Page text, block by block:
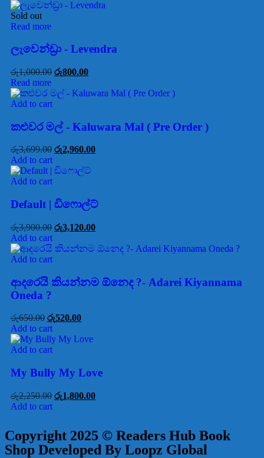
Sold out
Read more
ලැවෙන්ඩ්‍රා - Levendra
රු1,000.00 රු800.00
Read more
Add to cart
කළුවර මල් - Kaluwara Mal ( Pre Order )
රු3,699.00 රු2,960.00
Add to cart
Add to cart
Default | ඩිෆොල්ට්
රු3,900.00 රු3,120.00
Add to cart
Add to cart
ආදරෙයි කියන්නම ඕනෙද ?- Adarei Kiyannama
Oneda ?
රු650.00 රු520.00
Add to cart
Add to cart
My Bully My Love
රු2,250.00 රු1,800.00
Add to cart
Copyright 2025 © Readers Hub Book
Shop Developed By Loopz Global